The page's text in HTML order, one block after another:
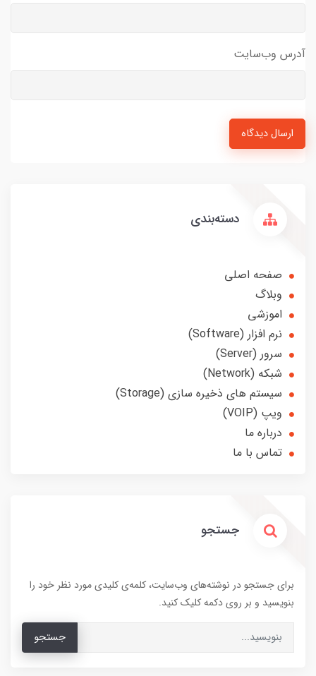
آدرس وب‌سایت
ارسال دیدگاه
دسته‌بندی
صفحه اصلی
وبلاگ
اموزشی
نرم افزار (Software)
سرور (Server)
شبکه (Network)
سیستم های ذخیره سازی (Storage)
ویپ (VOIP)
درباره ما
تماس با ما
جستجو
برای جستجو در نوشته‌های وب‌سایت، کلمه‌ی کلیدی مورد نظر خود را
بنویسید و بر روی دکمه کلیک کنید.
جستجو